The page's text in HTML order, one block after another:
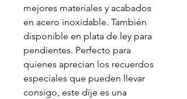
mejores materiales y acabados
en acero inoxidable. También
disponible en plata de ley para
pendientes. Perfecto para
quienes aprecian los recuerdos
especiales que pueden llevar
consigo, este dije es una